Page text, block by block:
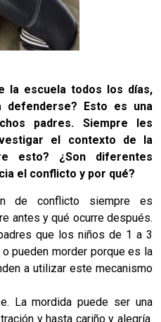
la escuela todos los días,
Esto es una
padres. Siempre les
el contexto de la
esto? ¿Son diferentes
el conflicto y por qué?
de conflicto siempre es
antes y qué ocurre después.
que los niños de 1 a 3
pueden morder porque es la
a utilizar este mecanismo
La mordida puede ser una
y hasta cariño y alegría.